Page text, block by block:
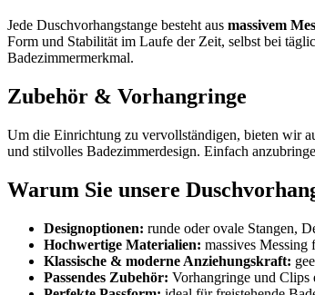
Jede Duschvorhangstange besteht aus massivem
Form und Stabilität im Laufe der Zeit, selbst bei
Badezimmermerkmal.
Zubehör & Vorhangringe
Um die Einrichtung zu vervollständigen, bieten wir
und stilvolles Badezimmerdesign. Einfach
Warum Sie unsere
Designoptionen: runde oder ovale Stangen,
Hochwertige Materialien: massives
Klassische & moderne Anziehungskraft:
Passendes Zubehör: Vorhangringe und Clips